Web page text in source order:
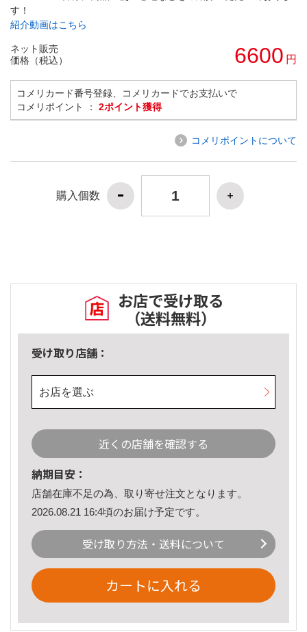
す！
紹介動画はこちら
ネット販売
価格（税込）
6600 円
コメリカード番号登録、コメリカードでお支払いで
コメリポイント ： 2ポイント獲得
コメリポイントについて
購入個数
お店で受け取る
（送料無料）
受け取り店舗：
お店を選ぶ
近くの店舗を確認する
納期目安：
店舗在庫不足の為、取り寄せ注文となります。
2026.08.21 16:4頃のお届け予定です。
受け取り方法・送料について
カートに入れる